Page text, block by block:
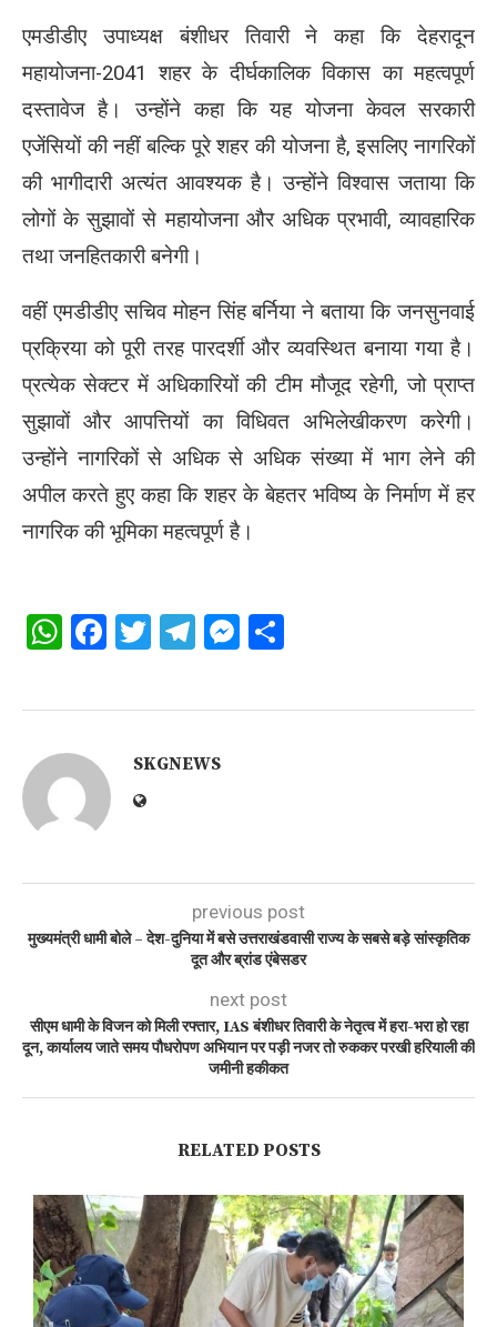
एमडीडीए उपाध्यक्ष बंशीधर तिवारी ने कहा कि देहरादून
महायोजना-2041 शहर के दीर्घकालिक विकास का महत्वपूर्ण
दस्तावेज है। उन्होंने कहा कि यह योजना केवल सरकारी
एजेंसियों की नहीं बल्कि पूरे शहर की योजना है, इसलिए नागरिकों
की भागीदारी अत्यंत आवश्यक है। उन्होंने विश्वास जताया कि
लोगों के सुझावों से महायोजना और अधिक प्रभावी, व्यावहारिक
तथा जनहितकारी बनेगी।
वहीं एमडीडीए सचिव मोहन सिंह बर्निया ने बताया कि जनसुनवाई
प्रक्रिया को पूरी तरह पारदर्शी और व्यवस्थित बनाया गया है।
प्रत्येक सेक्टर में अधिकारियों की टीम मौजूद रहेगी, जो प्राप्त
सुझावों और आपत्तियों का विधिवत अभिलेखीकरण करेगी।
उन्होंने नागरिकों से अधिक से अधिक संख्या में भाग लेने की
अपील करते हुए कहा कि शहर के बेहतर भविष्य के निर्माण में हर
नागरिक की भूमिका महत्वपूर्ण है।
WhatsApp
Facebook
Twitter
Telegram
Messenger
SKGNEWS
previous post
मुख्यमंत्री धामी बोले – देश-दुनिया में बसे उत्तराखंडवासी राज्य के सबसे बड़े सांस्कृतिक
दूत और ब्रांड एंबेसडर
next post
सीएम धामी के विजन को मिली रफ्तार, IAS बंशीधर तिवारी के नेतृत्व में हरा-भरा हो रहा
दून, कार्यालय जाते समय पौधरोपण अभियान पर पड़ी नजर तो रुककर परखी हरियाली की
जमीनी हकीकत
RELATED POSTS